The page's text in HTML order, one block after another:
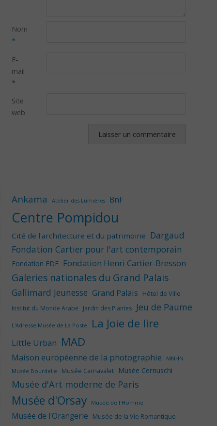
Nom
*
E-
mail
*
Site
web
Ankama Atelier des Lumières BnF
Centre Pompidou
Cité de l'architecture et du patrimoine Dargaud
Fondation Cartier pour l'art contemporain
Fondation EDF Fondation Henri Cartier-Bresson
Galeries nationales du Grand Palais
Gallimard Jeunesse Grand Palais Hôtel de Ville
Institut du Monde Arabe Jardin des Plantes Jeu de Paume
L'Adresse Musée de La Poste La Joie de lire
Little Urban MAD
Maison européenne de la photographie
MNHN
Musée Bourdelle
Musée Carnavalet Musée Cernuschi
Musée d'Art moderne de Paris
Musée d'Orsay Musée de l'Homme
Musée de l'Orangerie Musée de la Vie Romantique